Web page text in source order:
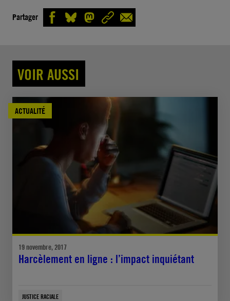
Partager
VOIR AUSSI
ACTUALITÉ
19 novembre, 2017
Harcèlement en ligne : l’impact inquiétant
JUSTICE RACIALE